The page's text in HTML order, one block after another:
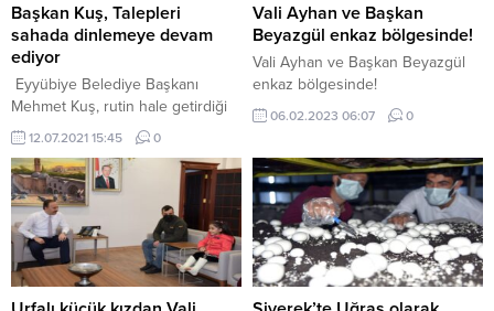
Başkan Kuş, Talepleri
sahada dinlemeye devam
ediyor
Eyyübiye Belediye Başkanı
Mehmet Kuş, rutin hale getirdiği
esnaf ve vatandaş ziyaretlerine
ara vermeden devam ediyor.
Başkan Kuş son olarak
Akşemsettin mahallesinde esnaf
ve vatandaşlarla bir araya gelip,
taleplerini yerinde dinledi.
Eyyübiye Belediye Başkanı
Mehmet Kuş, rutin hale getirdiği
esnaf ve vatandaş ziyaretlerine
12.07.2021 15:45 0
Vali Ayhan ve Başkan
Beyazgül enkaz bölgesinde!
Vali Ayhan ve Başkan Beyazgül
enkaz bölgesinde!
06.02.2023 06:07 0